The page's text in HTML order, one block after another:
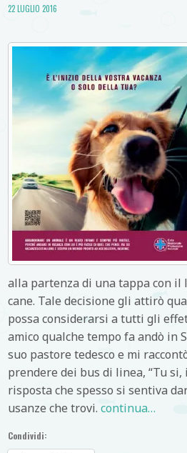
22 LUGLIO 2016
alla partenza di una tappa con
cane. Tale decisione gli attirò
possa considerarsi a tutti gli
amico qualche tempo fa andò in
suo pastore tedesco e mi
prendere dei bus di linea, “Tu
risposta che spesso si sentiva
usanze che trovi. continua…
Condividi: